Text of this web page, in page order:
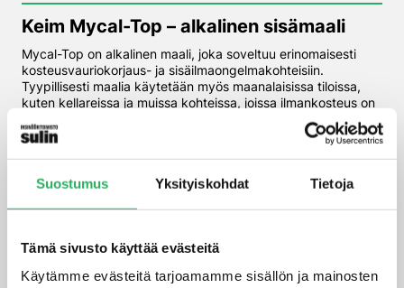
Suostumus Yksityiskohdat Tietoja
Tämä sivusto käyttää evästeitä
Käytämme evästeitä tarjoamamme sisällön ja mainosten
Keim Mycal-Top – alkalinen sisämaali
Mycal-Top on alkalinen maali, joka soveltuu erinomaisesti
kosteusvauriokorjaus- ja sisäilmaongelmakohteisiin.
Tyypillisesti maalia käytetään myös maanalaisissa tiloissa,
kuten kellareissa ja muissa kohteissa, joissa ilmankosteus on
Hae…
HAE
Kategoriat
Betonirakenteet